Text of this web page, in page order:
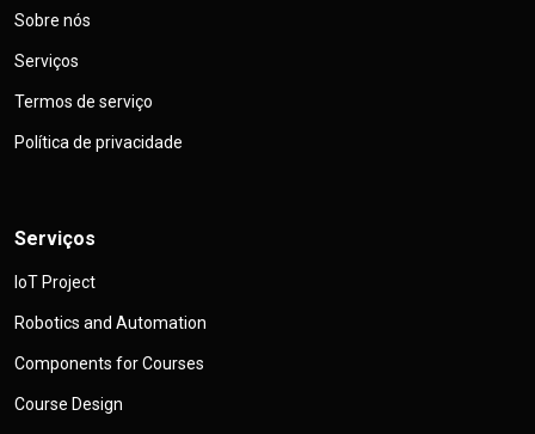
Sobre nós
Serviços
Termos de serviço
Política de privacidade
Serviços
IoT Project
Robotics and Automation
Components for Courses
Course Design